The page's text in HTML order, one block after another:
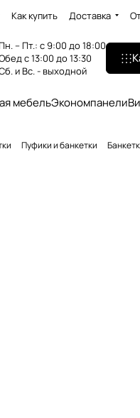
Как купить Доставка
– Пт.: с 9:00 до 18:00
с 13:00 до 13:30
и Вс. - выходной
мебельЭкономпанели
Пуфики и банкетки